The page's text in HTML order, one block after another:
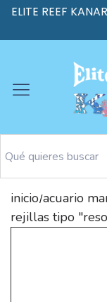
ELITE REEF
inicio/acuario
rejillas tipo